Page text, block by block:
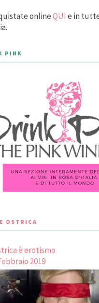
onlineQUI e in
PINK
OSTRICA
è erotismo
2019